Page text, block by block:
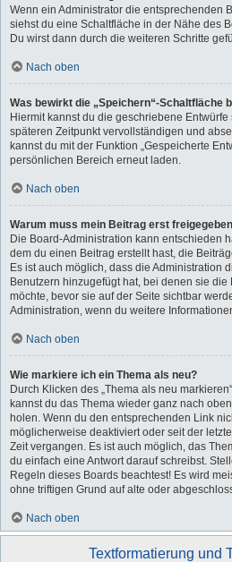
Wenn ein Administrator die entsprechenden
siehst du eine Schaltfläche in der Nähe des
Du wirst dann durch die weiteren Schritte
Nach oben
Was bewirkt die „Speichern“-Schaltfläche
Hiermit kannst du die geschriebene
späteren Zeitpunkt vervollständigen und
kannst du mit der Funktion „Gespeicherte
persönlichen Bereich erneut laden.
Nach oben
Warum muss mein Beitrag erst
Die Board-Administration kann entschieden
dem du einen Beitrag erstellt hast, die
Es ist auch möglich, dass die Administration
Benutzern hinzugefügt hat, bei denen sie die
möchte, bevor sie auf der Seite sichtbar
Administration, wenn du weitere
Nach oben
Wie markiere ich ein Thema als neu?
Durch Klicken des „Thema als neu
kannst du das Thema wieder ganz nach
holen. Wenn du den entsprechenden Link
möglicherweise deaktiviert oder seit der
Zeit vergangen. Es ist auch möglich, das
du einfach eine Antwort darauf schreibst.
Regeln dieses Boards beachtest! Es wird
ohne triftigen Grund auf alte oder
Nach oben
Textformatierung und